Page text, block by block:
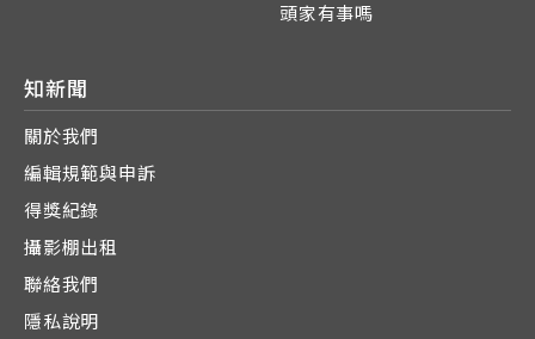
頭家有事嗎
知新聞
關於我們
編輯規範與申訴
得獎紀錄
攝影棚出租
聯絡我們
隱私說明